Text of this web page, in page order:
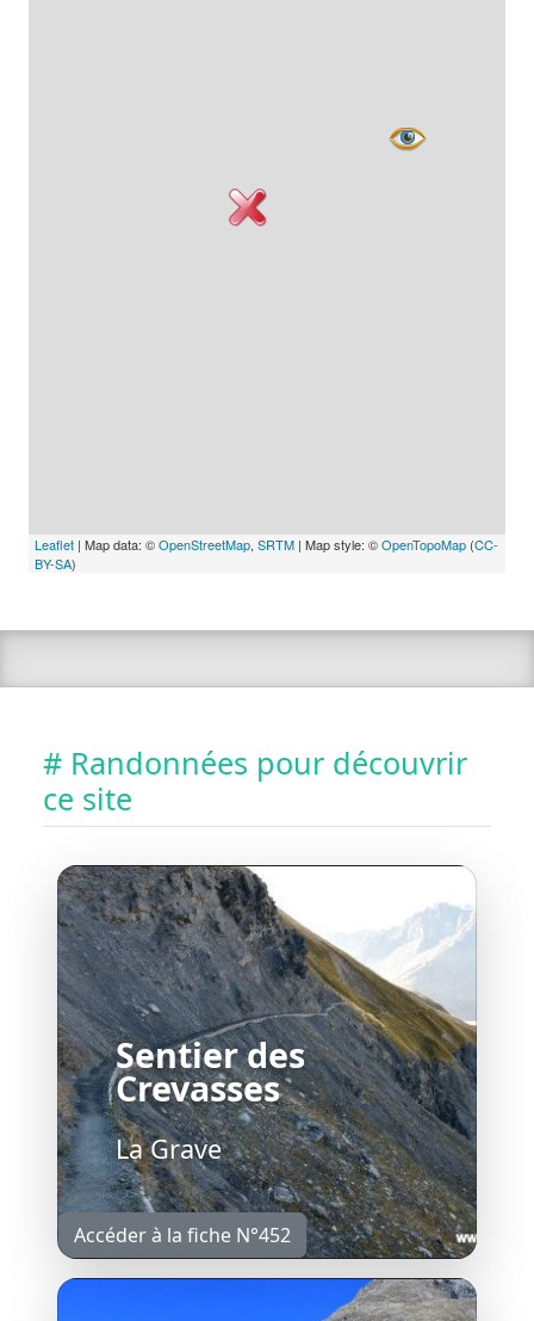
Leaflet | Map data: ©OpenStreetMap, SRTM | Map style: ©OpenTopoMap (CC-
BY-SA)
# Randonnées pour découvrir
ce site
Sentier des
Crevasses
La Grave
Accéder à la fiche N°452